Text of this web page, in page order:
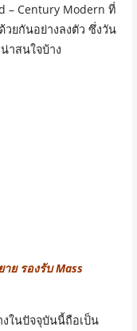
– Century Modern ที่
ยกันอย่างลงตัว ซึ่งวัน
าสนใจบ้าง
ย รองรับ Mass
ในปัจจุบันนี้ถือเป็น